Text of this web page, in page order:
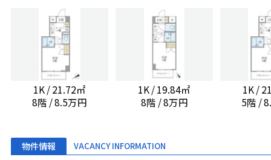
1K / 21.72㎡
8階 / 8.5万円
1K / 19.84㎡
8階 / 8万円
1K /
5階 /
物件情報 VACANCY INFORMATION